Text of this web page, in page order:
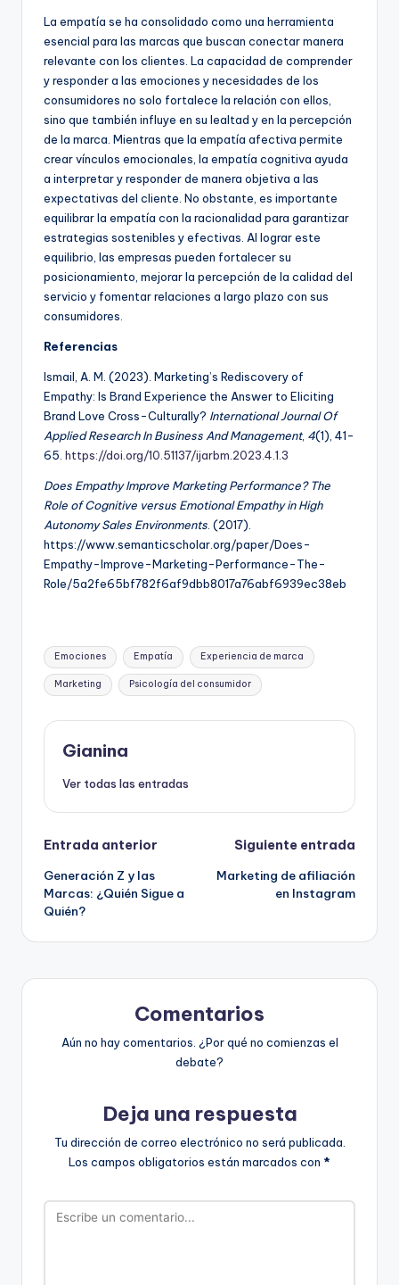
La empatía se ha consolidado como una herramienta
esencial para las marcas que buscan conectar manera
relevante con los clientes. La capacidad de comprender
y responder a las emociones y necesidades de los
consumidores no solo fortalece la relación con ellos,
sino que también influye en su lealtad y en la percepción
de la marca. Mientras que la empatía afectiva permite
crear vínculos emocionales, la empatía cognitiva ayuda
a interpretar y responder de manera objetiva a las
expectativas del cliente. No obstante, es importante
equilibrar la empatía con la racionalidad para garantizar
estrategias sostenibles y efectivas. Al lograr este
equilibrio, las empresas pueden fortalecer su
posicionamiento, mejorar la percepción de la calidad del
servicio y fomentar relaciones a largo plazo con sus
consumidores.
Referencias
Ismail, A. M. (2023). Marketing’s Rediscovery of
Empathy: Is Brand Experience the Answer to Eliciting
Brand Love Cross-Culturally? International Journal Of
Applied Research In Business And Management, 4(1), 41-
65. https://doi.org/10.51137/ijarbm.2023.4.1.3
Does Empathy Improve Marketing Performance? The
Role of Cognitive versus Emotional Empathy in High
Autonomy Sales Environments. (2017).
https://www.semanticscholar.org/paper/Does-
Empathy-Improve-Marketing-Performance-The-
Role/5a2fe65bf782f6af9dbb8017a76abf6939ec38eb
Etiquetas:
Emociones Empatía Experiencia de marca
Marketing Psicología del consumidor
Gianina
Ver todas las entradas
Navegación
de
entradas
Entrada anterior
Generación Z y las
Marcas: ¿Quién Sigue a
Quién?
Siguiente entrada
Marketing de afiliación
en Instagram
Comentarios
Aún no hay comentarios. ¿Por qué no comienzas el
debate?
Deja una respuesta
Tu dirección de correo electrónico no será publicada.
Los campos obligatorios están marcados con *